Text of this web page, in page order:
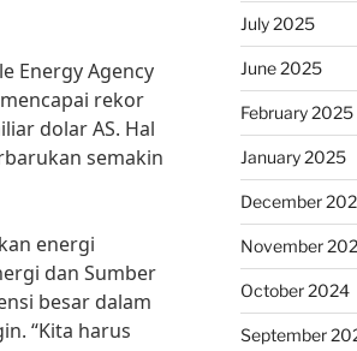
Energy Agency
rekor
dolar AS. Hal
semakin
energi
dan Sumber
besar dalam
“Kita harus
July 2025
June 2025
February 2025
January 2025
December
November
October 2024
September